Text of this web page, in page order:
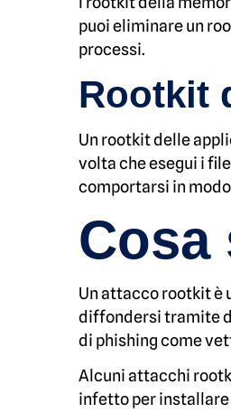
puoi eliminare un
processi.
Rootkit
Un rootkit delle
volta che esegui i
comportarsi in
Un attacco rootkit è
diffondersi tramite
di phishing come
Alcuni attacchi
infetto per